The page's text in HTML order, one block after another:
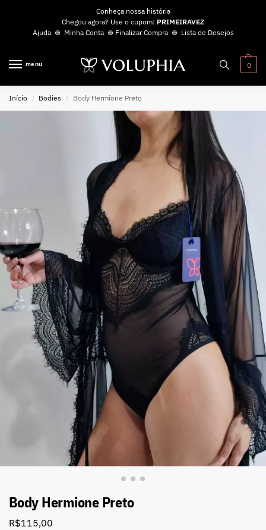
Conheça nossa história
Chegou agora? Use o cupom: PRIMEIRAVEZ
Ajuda⊛ Minha Conta⊛ Finalizar Compra⊛ Lista de Desejos
menu 0
Início / Bodies / Body Hermione Preto
Body Hermione Preto
R$115,00